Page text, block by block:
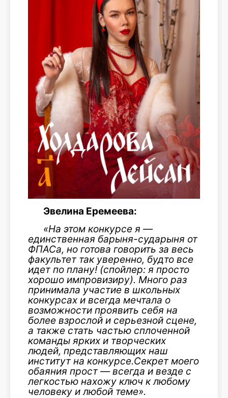
Эвелина Еремеева:
«На этом конкурсе я —
единственная барыня-сударыня от
ФПАСа, но готова говорить за весь
факультет так уверенно, будто все
идет по плану! (спойлер: я просто
хорошо импровизиру). Много раз
принимала участие в школьных
конкурсах и всегда мечтала о
возможности проявить себя на
более взрослой и серьезной сцене,
а также стать частью сплоченной
команды ярких и творческих
людей, представляющих наш
институт на конкурсе.Секрет моего
обаяния прост — всегда и везде с
легкостью нахожу ключ к любому
человеку и любой теме».